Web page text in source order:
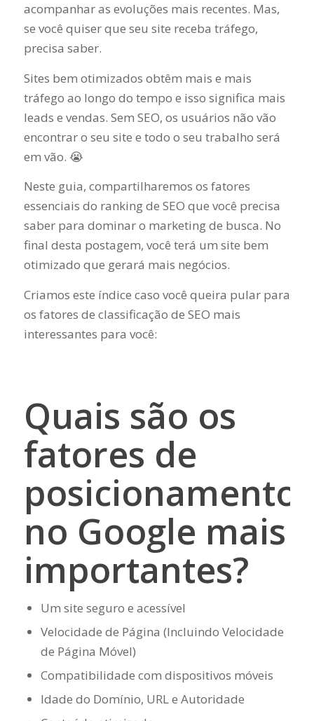
acompanhar as evoluções mais recentes. Mas,
se você quiser que seu site receba tráfego,
precisa saber.
Sites bem otimizados obtêm mais e mais
tráfego ao longo do tempo e isso significa mais
leads e vendas. Sem SEO, os usuários não vão
encontrar o seu site e todo o seu trabalho será
em vão. 😭
Neste guia, compartilharemos os fatores
essenciais do ranking de SEO que você precisa
saber para dominar o marketing de busca. No
final desta postagem, você terá um site bem
otimizado que gerará mais negócios.
Criamos este índice caso você queira pular para
os fatores de classificação de SEO mais
interessantes para você:
Quais são os
fatores de
posicionamento
no Google mais
importantes?
Um site seguro e acessível
Velocidade de Página (Incluindo Velocidade
de Página Móvel)
Compatibilidade com dispositivos móveis
Idade do Domínio, URL e Autoridade